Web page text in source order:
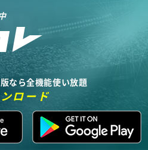
なら全機能使い放題
ロード